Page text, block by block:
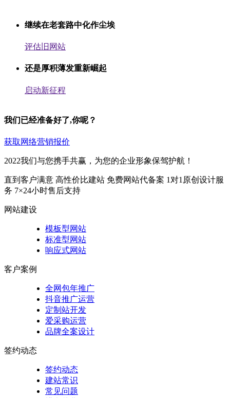
继续在老套路中化作尘埃
评估旧网站
还是厚积薄发重新崛起
启动新征程
我们已经准备好了,你呢？
获取网络营销报价
2022我们与您携手共赢，为您的企业形象保驾护航！
直到客户满意 高性价比建站 免费网站代备案 1对1原创设计服
务 7×24小时售后支持
网站建设
模板型网站
标准型网站
响应式网站
客户案例
全网包年推广
抖音推广运营
定制站开发
爱采购运营
品牌全案设计
签约动态
签约动态
建站常识
常见问题